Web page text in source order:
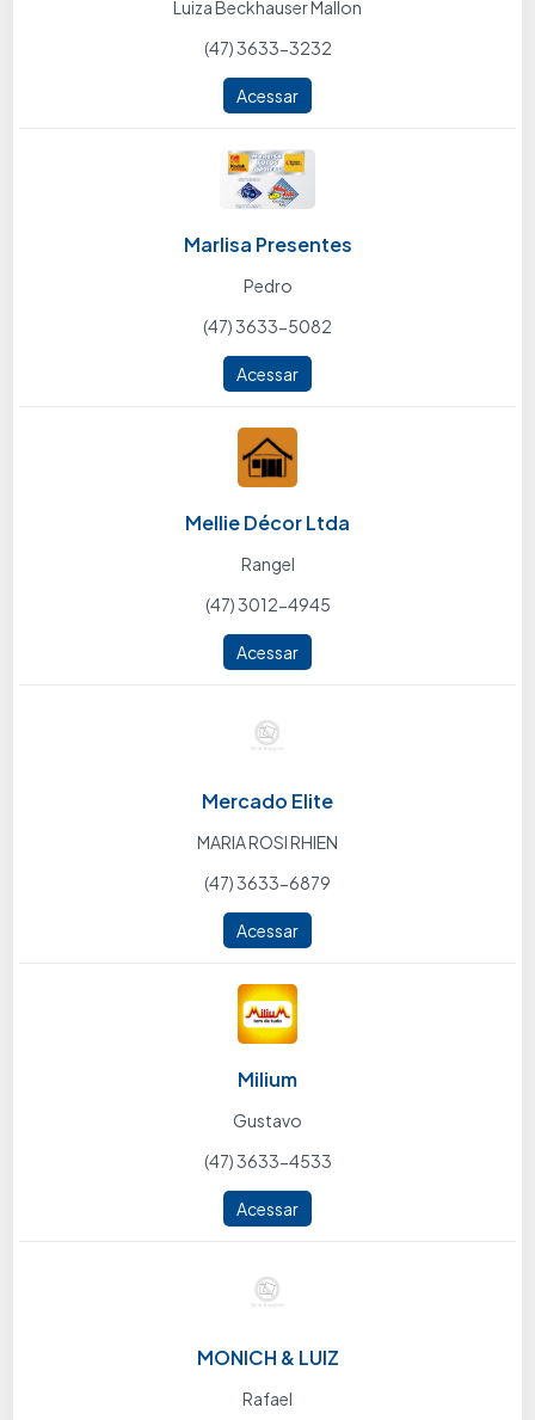
Luiza Beckhauser Mallon
(47) 3633-3232
Acessar
Marlisa Presentes
Pedro
(47) 3633-5082
Acessar
Mellie Décor Ltda
Rangel
(47) 3012-4945
Acessar
Mercado Elite
MARIA ROSI RHIEN
(47) 3633-6879
Acessar
Milium
Gustavo
(47) 3633-4533
Acessar
MONICH & LUIZ
Rafael